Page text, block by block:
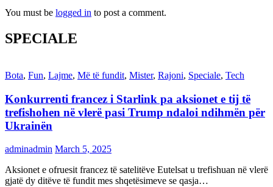
You must be logged in to post a comment.
SPECIALE
Bota, Fun, Lajme, Më të fundit, Mister, Rajoni, Speciale, Tech
Konkurrenti francez i Starlink pa aksionet e tij të
trefishohen në vlerë pasi Trump ndaloi ndihmën për
Ukrainën
adminadmin March 5, 2025
Aksionet e ofruesit francez të satelitëve Eutelsat u trefishuan në vlerë
gjatë dy ditëve të fundit mes shqetësimeve se qasja…